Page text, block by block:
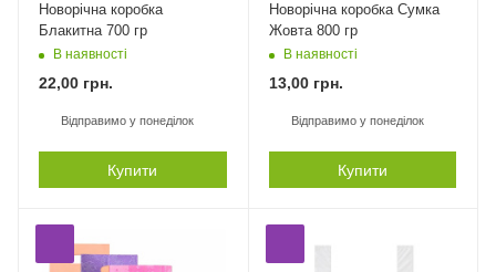
Новорічна коробка
Блакитна 700 гр
В наявності
22,00 грн.
Відправимо у понеділок
Купити
Новорічна коробка Сумка
Жовта 800 гр
В наявності
13,00грн.
Відправимо у понеділок
Купити